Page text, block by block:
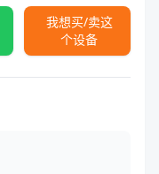
我想买/卖这
个设备